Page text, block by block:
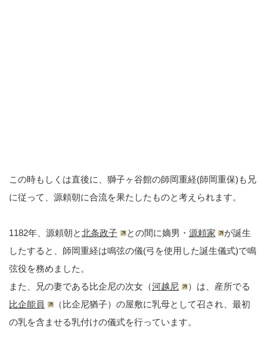
この時もしくは直後に、獅子ヶ谷館の師岡重経(師岡重保)も兄
に従って、源頼朝に合流を果たしたものと考えられます。
1182年、源頼朝と北条政子 との間に嫡男・ 源頼家
が誕生
したすると、師岡重経は鳴弦の儀(弓を使用した誕生儀式)で鳴
弦役を務めました。
また、兄の妻である比企尼の次女（河越尼
）は、産所でる
比企能員
（比企尼猶子）の屋敷に乳母として召され、最初
の乳を含ませる乳付けの儀式を行っています。